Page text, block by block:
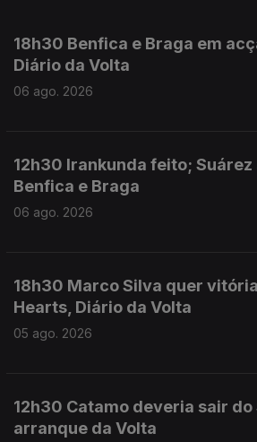
18h30 Benfica e Braga em
Diário da Volta
06 ago. 2026
12h30 Irankunda feito;
Benfica e Braga
06 ago. 2026
18h30 Marco Silva quer
Hearts, Diário da Volta
05 ago. 2026
12h30 Catamo deveria sair do
arranque da Volta